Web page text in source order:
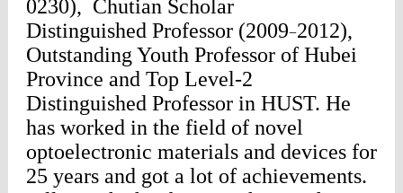
0230), Chutian Scholar
Distinguished Professor (2009−2012),
Outstanding Youth Professor of Hubei
Province and Top Level-2
Distinguished Professor in HUST. He
has worked in the field of novel
optoelectronic materials and devices for
25 years and got a lot of achievements.